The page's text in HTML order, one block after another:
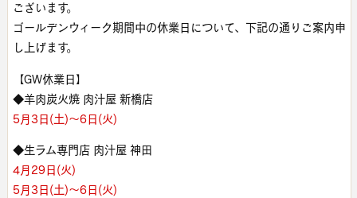
ございます。
ゴールデンウィーク期間中の休業日について、下記の通りご案内申
し上げます。
【GW休業日】
◆羊肉炭火焼 肉汁屋 新橋店
5月3日(土)〜6日(火)
◆生ラム専門店 肉汁屋 神田
4月29日(火)
5月3日(土)〜6日(火)